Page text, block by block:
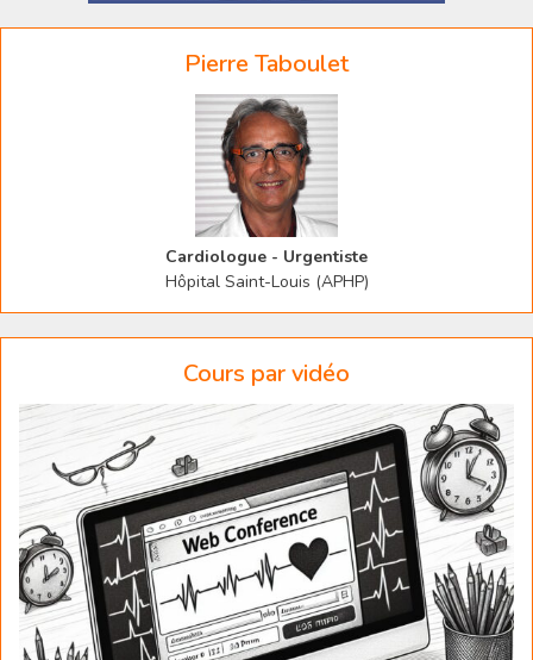
Pierre Taboulet
Cardiologue - Urgentiste
Hôpital Saint-Louis (APHP)
Cours par vidéo